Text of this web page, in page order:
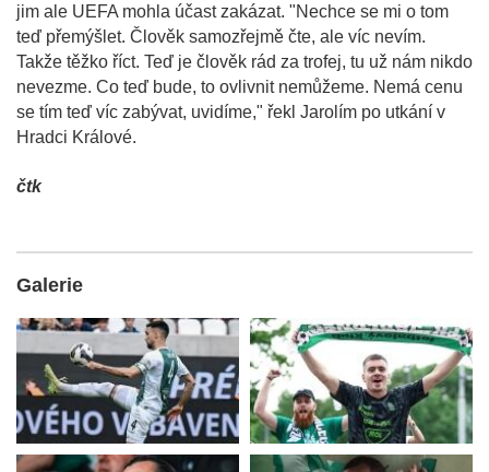
jim ale UEFA mohla účast zakázat. "Nechce se mi o tom
teď přemýšlet. Člověk samozřejmě čte, ale víc nevím.
Takže těžko říct. Teď je člověk rád za trofej, tu už nám nikdo
nevezme. Co teď bude, to ovlivnit nemůžeme. Nemá cenu
se tím teď víc zabývat, uvidíme," řekl Jarolím po utkání v
Hradci Králové.
čtk
Galerie